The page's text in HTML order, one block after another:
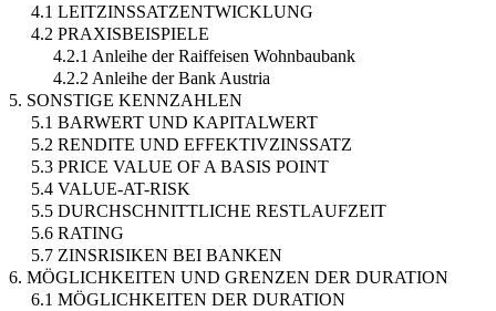
4.1 LEITZINSSATZENTWICKLUNG
4.2 PRAXISBEISPIELE
4.2.1 Anleihe der Raiffeisen Wohnbaubank
4.2.2 Anleihe der Bank Austria
5. SONSTIGE KENNZAHLEN
5.1 BARWERT UND KAPITALWERT
5.2 RENDITE UND EFFEKTIVZINSSATZ
5.3 PRICE VALUE OF A BASIS POINT
5.4 VALUE-AT-RISK
5.5 DURCHSCHNITTLICHE RESTLAUFZEIT
5.6 RATING
5.7 ZINSRISIKEN BEI BANKEN
6. MÖGLICHKEITEN UND GRENZEN DER DURATION
6.1 MÖGLICHKEITEN DER DURATION